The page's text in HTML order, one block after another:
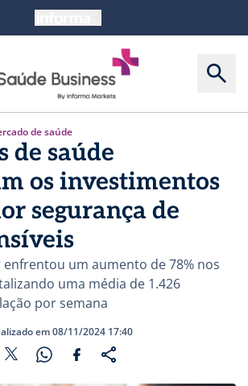
de saúde
de saúde
os investimentos
segurança de
enfrentou um aumento de 78% nos
uma média de 1.426
por semana
em 08/11/2024 17:40